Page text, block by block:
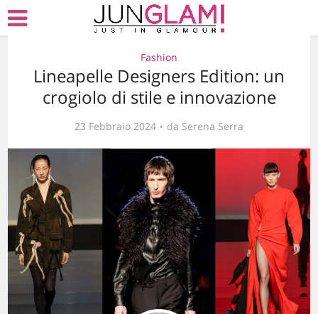
Fashion
Lineapelle Designers Edition: un
crogiolo di stile e innovazione
23 Febbraio 2024 da Serena Serra